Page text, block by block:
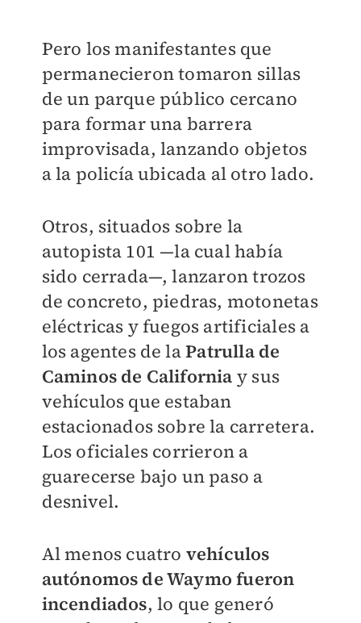
Pero los manifestantes que
permanecieron tomaron sillas
de un parque público cercano
para formar una barrera
improvisada, lanzando objetos
a la policía ubicada al otro lado.
Otros, situados sobre la
autopista 101 —la cual había
sido cerrada—, lanzaron trozos
de concreto, piedras, motonetas
eléctricas y fuegos artificiales a
los agentes de laPatrulla de
Caminos de California y sus
vehículos que estaban
estacionados sobre la carretera.
Los oficiales corrieron a
guarecerse bajo un paso a
desnivel.
Al menos cuatro vehículos
autónomos de Waymo fueron
incendiados, lo que generó